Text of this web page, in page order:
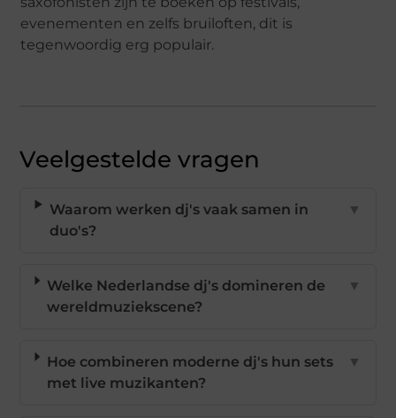
evenementen en zelfs bruiloften, dit is
tegenwoordig erg populair.
Veelgestelde vragen
Waarom werken dj's vaak samen in
duo's?
▼
Welke Nederlandse dj's domineren de
wereldmuziekscene?
▼
Hoe combineren moderne dj's hun sets
met live muzikanten?
▼